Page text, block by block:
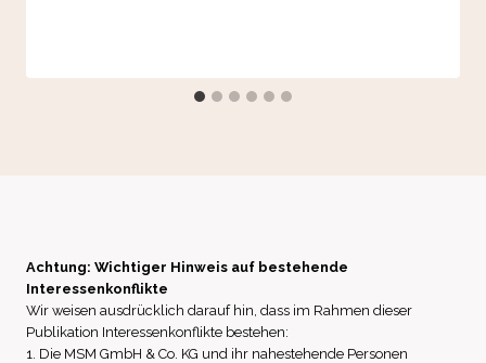
Achtung: Wichtiger Hinweis auf bestehende
Interessenkonflikte
Wir weisen ausdrücklich darauf hin, dass im Rahmen dieser
Publikation Interessenkonflikte bestehen:
1. Die MSM GmbH & Co. KG und ihr nahestehende Personen